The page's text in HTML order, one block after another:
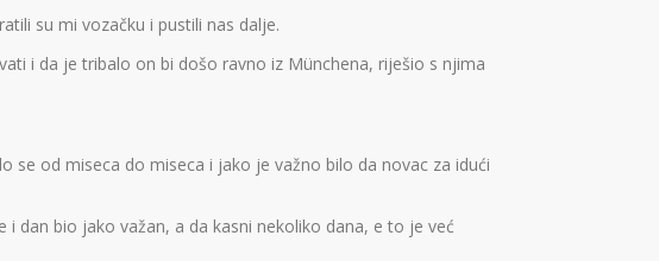
su mi vozačku i pustili nas dalje.
i da je tribalo on bi došo ravno iz Münchena, riješio s njima
se od miseca do miseca i jako je važno bilo da novac za idući
dan bio jako važan, a da kasni nekoliko dana, e to je već